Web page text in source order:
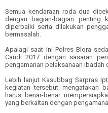
Semua kendaraan roda dua
dengan bagian-bagian penting
diperbaiki serta dilakukan
bermasalah.
Apalagi saat ini Polres Blora
Candi 2017 dengan sasaran
pengamanan pelaksanaan ibadah
Lebih lanjut Kasubbag Sarpras
kegiatan tersebut mengatakan
harus benar-benar
yang berkaitan dengan